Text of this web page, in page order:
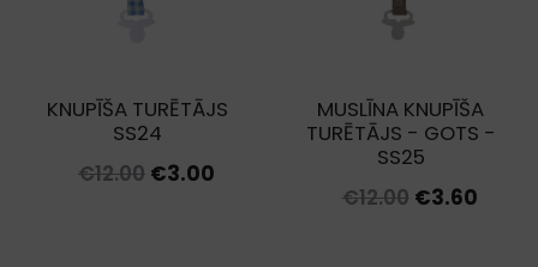
KNUPĪŠA TURĒTĀJS
SS24
€12.00 Original
€3.00
MUSLĪNA KNUPĪŠA
TURĒTĀJS - GOTS -
SS25
€12.00 Original
€3.60